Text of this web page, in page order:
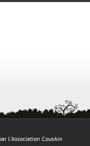
l'Association CousAin